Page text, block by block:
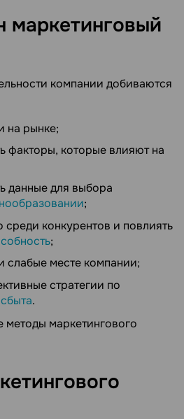
маркетинговый
компании добиваются
на рынке;
факторы, которые влияют на
данные для выбора
;
среди конкурентов и повлиять
;
слабые месте компании;
стратегии по
.
методы маркетингового